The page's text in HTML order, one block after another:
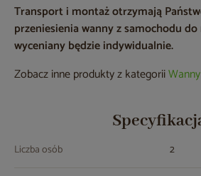
Transport i montaż otrzymają
przeniesienia wanny z samochodu
wyceniany będzie indywidualnie.
Zobacz inne produkty z kategorii
Liczba osób 2